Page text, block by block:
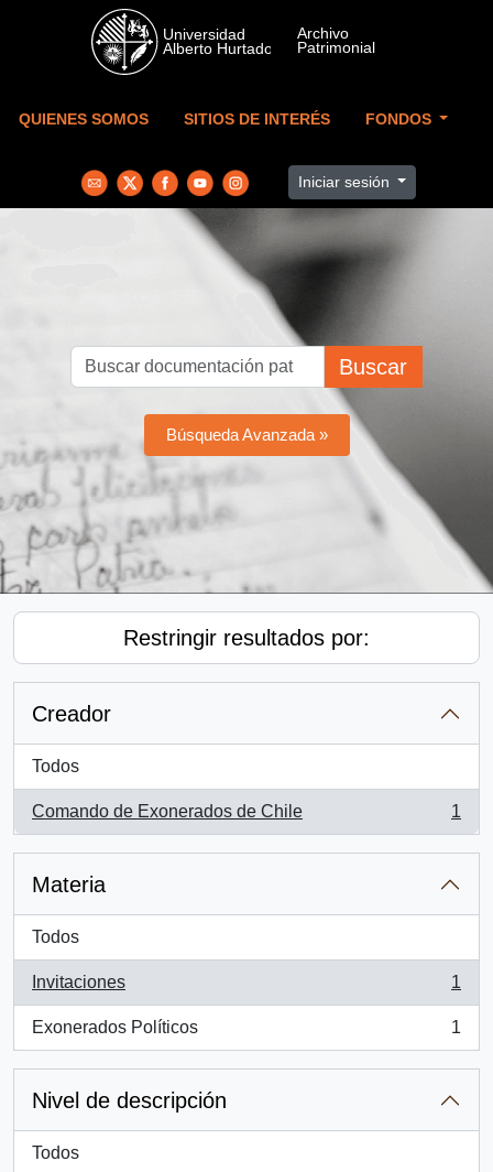
Skip to main content
QUIENES SOMOS SITIOS DE INTERÉS FONDOS
Iniciar sesión
Buscar
Búsqueda Avanzada »
Restringir resultados por:
Creador
Todos
Comando de Exonerados de Chile
, 1 resultados
1
Materia
Todos
Invitaciones
, 1 resultados
1
Exonerados Políticos
, 1 resultados
1
Nivel de descripción
Todos